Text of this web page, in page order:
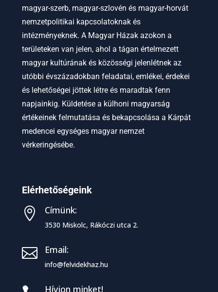
magyar-szerb, magyar-szlovén és magyar-horvát
nemzetpolitikai kapcsolatoknak és
intézményeknek. A Magyar Házak azokon a
területeken van jelen, ahol a tágan értelmezett
magyar kultúrának és közösségi jelenlétnek az
utóbbi évszázadokban feladatai, emlékei, érdekei
és lehetőségei jöttek létre és maradtak fenn
napjainkig. Küldetése a külhoni magyarság
értékeinek felmutatása és bekapcsolása a Kárpát
medencei egységes magyar nemzet
vérkeringésébe.
Elérhetőségeink
 Címünk:
3530 Miskolc, Rákóczi utca 2.
 Email:
info@felvidekhaz.hu
Hívjon minket!